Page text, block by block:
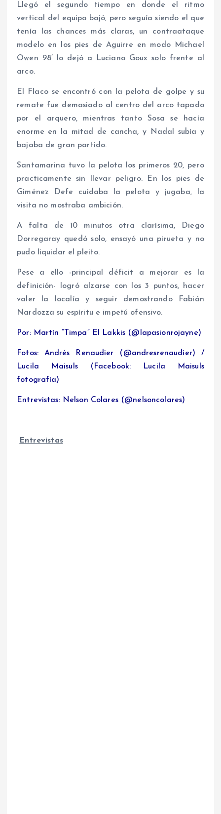
Llegó el segundo tiempo en donde el ritmo
vertical del equipo bajó, pero seguía siendo el que
tenía las chances más claras, un contraataque
modelo en los pies de Aguirre en modo Michael
Owen 98′ lo dejó a Luciano Goux solo frente al
arco.
El Flaco se encontró con la pelota de golpe y su
remate fue demasiado al centro del arco tapado
por el arquero, mientras tanto Sosa se hacía
enorme en la mitad de cancha, y Nadal subía y
bajaba de gran partido.
Santamarina tuvo la pelota los primeros 20, pero
practicamente sin llevar peligro. En los pies de
Giménez Defe cuidaba la pelota y jugaba, la
visita no mostraba ambición.
A falta de 10 minutos otra clarísima, Diego
Dorregaray quedó solo, ensayó una pirueta y no
pudo liquidar el pleito.
Pese a ello -principal déficit a mejorar es la
definición- logró alzarse con los 3 puntos, hacer
valer la localía y seguir demostrando Fabián
Nardozza su espíritu e impetú ofensivo.
Por: Martín “Timpa” El Lakkis (@lapasionrojayne)
Fotos: Andrés Renaudier (@andresrenaudier) /
Lucila Maisuls (Facebook: Lucila Maisuls
fotografía)
Entrevistas: Nelson Colares (@nelsoncolares)
Entrevistas